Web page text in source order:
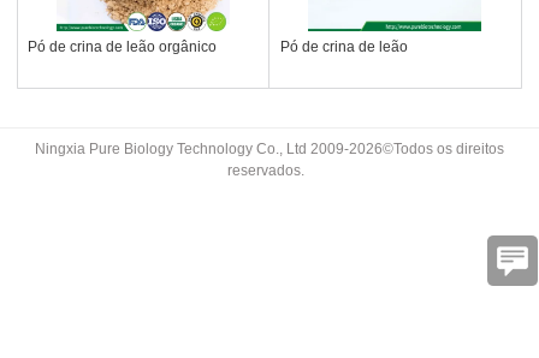
Pó de crina de leão orgânico Pó de crina de leão
Ningxia Pure Biology Technology Co., Ltd 2009-2026©Todos os direitos
reservados.